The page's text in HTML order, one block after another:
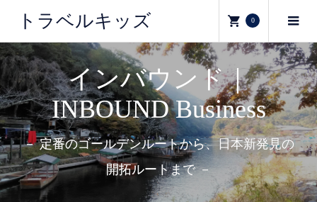
トラベルキッズ 0
インバウンド｜
INBOUND Business
－ 定番のゴールデンルートから、日本新発見の
開拓ルートまで －